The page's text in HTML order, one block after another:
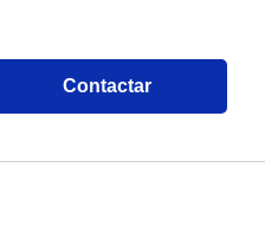
Contactar